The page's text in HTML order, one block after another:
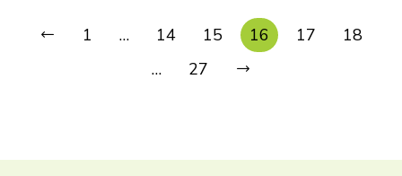
1 … 14 15 16 17
18
…
27